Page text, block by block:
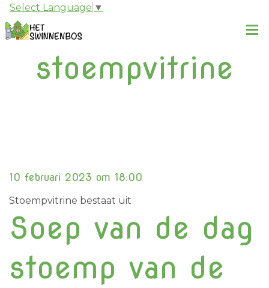
Select Language ▼
stoempvitrine
10 februari 2023 om 18:00
Stoempvitrine bestaat uit
Soep van de dag
stoemp van de